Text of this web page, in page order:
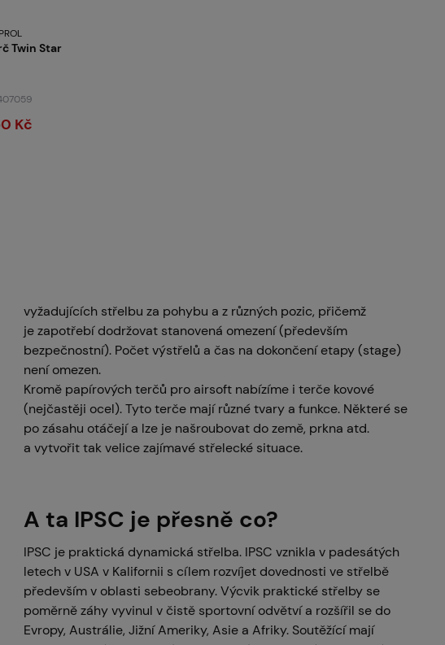
Twin Star
Kč
vyžadujících střelbu za pohybu a z různých pozic, přičemž
je zapotřebí dodržovat stanovená omezení (především
bezpečnostní). Počet výstřelů a čas na dokončení etapy (stage)
není omezen.
Kromě papírových terčů pro airsoft nabízíme i terče kovové
(nejčastěji ocel). Tyto terče mají různé tvary a funkce. Některé se
po zásahu otáčejí a lze je našroubovat do země, prkna atd.
a vytvořit tak velice zajímavé střelecké situace.
A ta IPSC je přesně co?
IPSC je praktická dynamická střelba. IPSC vznikla v padesátých
letech v USA v Kalifornii s cílem rozvíjet dovednosti ve střelbě
především v oblasti sebeobrany. Výcvik praktické střelby se
poměrně záhy vyvinul v čistě sportovní odvětví a rozšířil se do
Evropy, Austrálie, Jižní Ameriky, Asie a Afriky. Soutěžící mají